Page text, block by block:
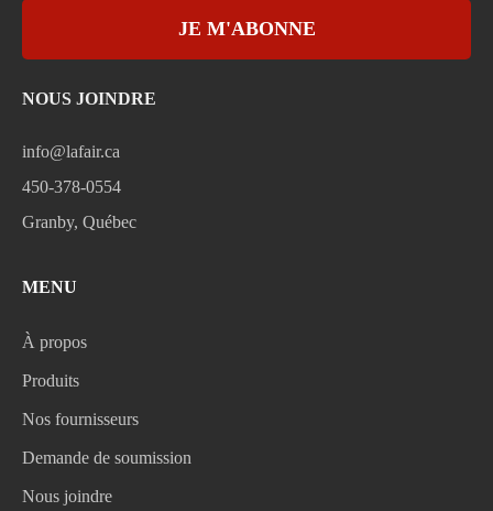
JE M'ABONNE
NOUS JOINDRE
info@lafair.ca
450-378-0554
Granby, Québec
MENU
À propos
Produits
Nos fournisseurs
Demande de soumission
Nous joindre